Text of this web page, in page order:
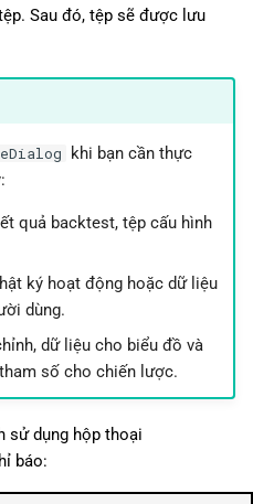
Sau đó, tệp sẽ được lưu
khi bạn cần thực
quả backtest, tệp cấu hình
ký hoạt động hoặc dữ liệu
dùng.
dữ liệu cho biểu đồ và
số cho chiến lược.
sử dụng hộp thoại
báo: